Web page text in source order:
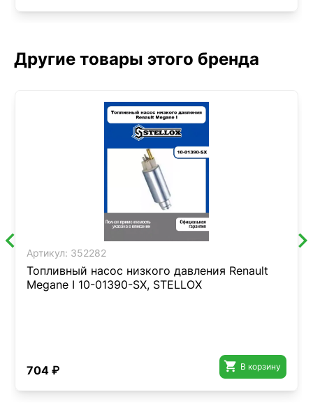
Другие товары этого бренда
Артикул: 352282
Топливный насос низкого давления Renault
Megane I 10-01390-SX, STELLOX
704 ₽  В корзину